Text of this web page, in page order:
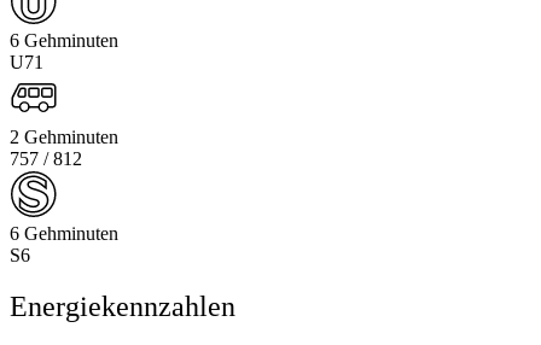
6 Gehminuten
U71
2 Gehminuten
757 / 812
6 Gehminuten
S6
Energiekennzahlen